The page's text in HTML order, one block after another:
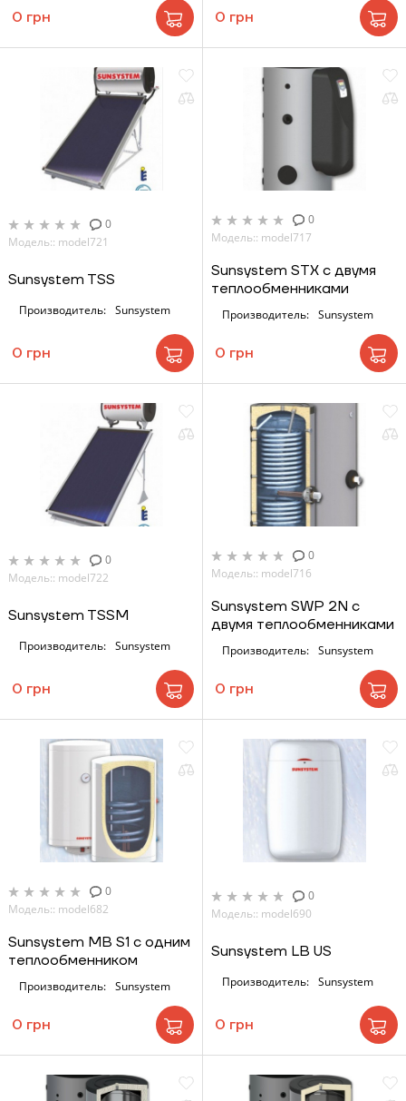
0 грн 0 грн
0
Модель:: model721
Sunsystem TSS
Производитель: Sunsystem
0 грн
0
Модель:: model717
Sunsystem STX с двумя
теплообменниками
Производитель: Sunsystem
0 грн
0
Модель:: model722
Sunsystem TSSM
Производитель: Sunsystem
0 грн
0
Модель:: model716
Sunsystem SWP 2N с
двумя теплообменниками
Производитель: Sunsystem
0 грн
0
Модель:: model682
Sunsystem MB S1 с одним
теплообменником
Производитель: Sunsystem
0 грн
0
Модель:: model690
Sunsystem LB US
Производитель: Sunsystem
0 грн